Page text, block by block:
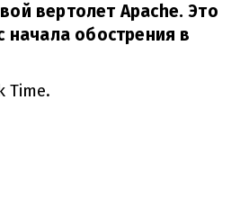
вертолет Apache. Это
начала обострения в
Time.